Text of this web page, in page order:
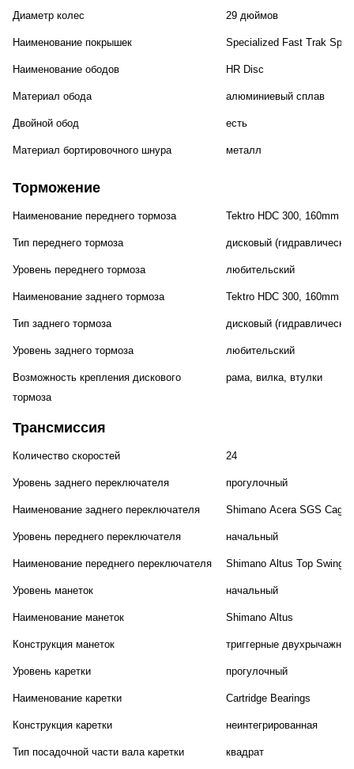
Диаметр колес 29 дюймов
Наименование покрышек Specialized Fast Trak
Наименование ободов HR Disc
Материал обода алюминиевый сплав
Двойной обод есть
Материал бортировочного шнура металл
Торможение
Наименование переднего тормоза Tektro HDC 300, 160mm
Тип переднего тормоза дисковый
Уровень переднего тормоза любительский
Наименование заднего тормоза Tektro HDC 300, 160mm
Тип заднего тормоза дисковый
Уровень заднего тормоза любительский
Возможность крепления дискового
тормоза
рама, вилка, втулки
Трансмиссия
Количество скоростей 24
Уровень заднего переключателя прогулочный
Наименование заднего переключателя Shimano Acera SGS Cage
Уровень переднего переключателя начальный
Наименование переднего переключателя Shimano Altus Top Swing
Уровень манеток начальный
Наименование манеток Shimano Altus
Конструкция манеток триггерные двухрычажные
Уровень каретки прогулочный
Наименование каретки Cartridge Bearings
Конструкция каретки неинтегрированная
Тип посадочной части вала каретки квадрат